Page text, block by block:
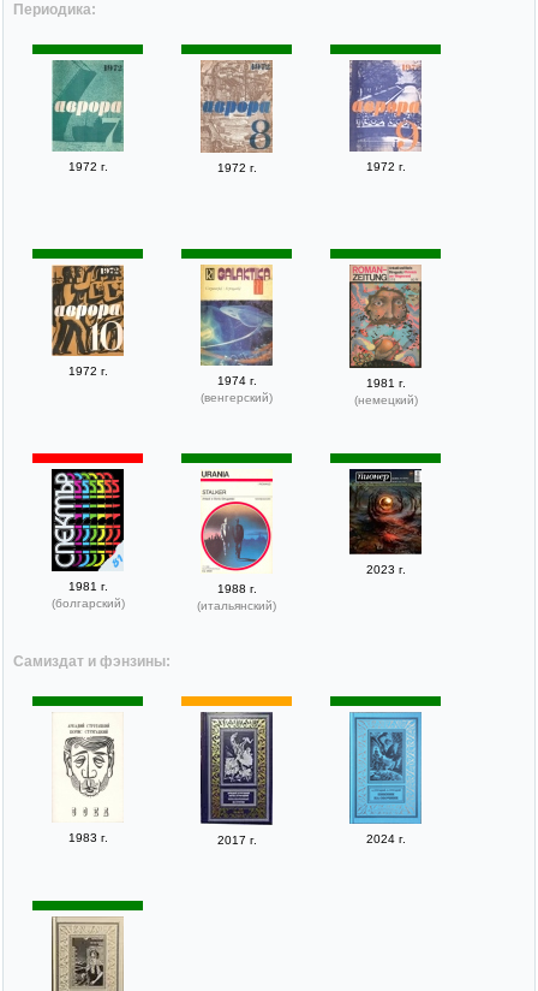
Периодика:
1972 г. 1972 г. 1972 г.
1972 г.
1974 г.
(венгерский)
1981 г.
(немецкий)
1981 г.
(болгарский)
1988 г.
(итальянский)
2023 г.
Самиздат и фэнзины:
1983 г. 2017 г. 2024 г.